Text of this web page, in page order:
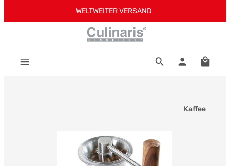
Zum Hauptinhalt springenWELTWEITER VERSAND
Kaffee
Bildergalerie überspringen